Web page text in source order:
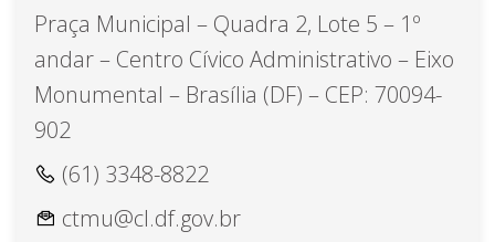
Praça Municipal – Quadra 2, Lote 5 – 1º
andar – Centro Cívico Administrativo – Eixo
Monumental – Brasília (DF) – CEP: 70094-
902
(61) 3348-8822
ctmu@cl.df.gov.br